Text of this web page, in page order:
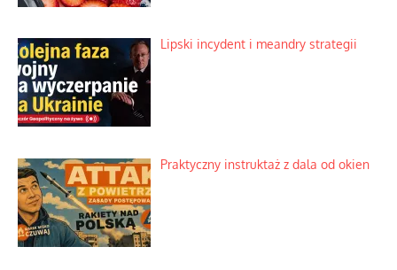
Lipski incydent i meandry strategii
Praktyczny instruktaż z dala od okien